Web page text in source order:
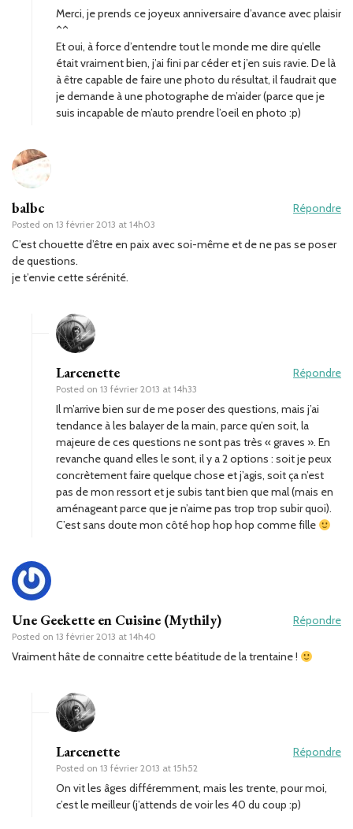
Merci, je prends ce joyeux anniversaire d’avance avec plaisir
^^
Et oui, à force d’entendre tout le monde me dire qu’elle
était vraiment bien, j’ai fini par céder et j’en suis ravie. De là
à être capable de faire une photo du résultat, il faudrait que
je demande à une photographe de m’aider (parce que je
suis incapable de m’auto prendre l’oeil en photo :p)
balbc
Posted on 13 février 2013 at 14h03
Répondre
C’est chouette d’être en paix avec soi-même et de ne pas se poser
de questions.
je t’envie cette sérénité.
Larcenette
Posted on 13 février 2013 at 14h33
Répondre
Il m’arrive bien sur de me poser des questions, mais j’ai
tendance à les balayer de la main, parce qu’en soit, la
majeure de ces questions ne sont pas très « graves ». En
revanche quand elles le sont, il y a 2 options : soit je peux
concrètement faire quelque chose et j’agis, soit ça n’est
pas de mon ressort et je subis tant bien que mal (mais en
aménageant parce que je n’aime pas trop trop subir quoi).
C’est sans doute mon côté hop hop hop comme fille
Une Geekette en Cuisine (Mythily)
Posted on 13 février 2013 at 14h40
Répondre
Vraiment hâte de connaitre cette béatitude de la trentaine !
Larcenette
Posted on 13 février 2013 at 15h52
Répondre
On vit les âges différemment, mais les trente, pour moi,
c’est le meilleur (j’attends de voir les 40 du coup :p)